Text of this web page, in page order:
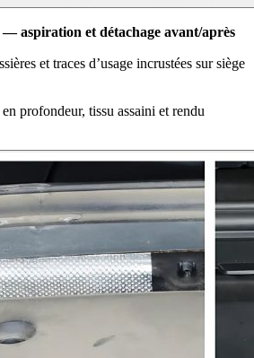
— aspiration et détachage avant/après
et traces d’usage incrustées sur siège
profondeur, tissu assaini et rendu